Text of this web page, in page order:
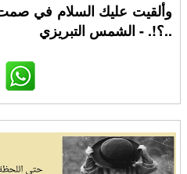
وألقيت عليك السلام في
..؟!. - الشمس التبريزي